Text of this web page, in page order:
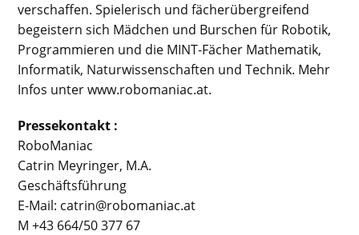
verschaffen. Spielerisch und fächerübergreifend
begeistern sich Mädchen und Burschen für Robotik,
Programmieren und die MINT-Fächer Mathematik,
Informatik, Naturwissenschaften und Technik. Mehr
Infos unter www.robomaniac.at.
Pressekontakt :
RoboManiac
Catrin Meyringer, M.A.
Geschäftsführung
E-Mail: catrin@robomaniac.at
M +43 664/50 377 67